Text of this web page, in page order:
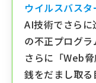
ウイルスバス
AI技術でさらに
の不正プログラ
さらに「Web
銭をだまし取